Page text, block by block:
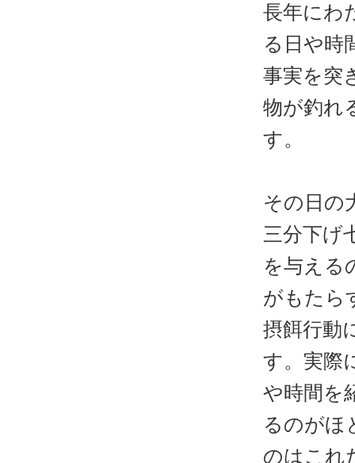
長年にわ
る日や時
事実を突
物が釣れ
す。
その日の
三分下げ
を与える
がもたら
摂餌行動
す。実際
や時間を
るのがほ
のはこれ